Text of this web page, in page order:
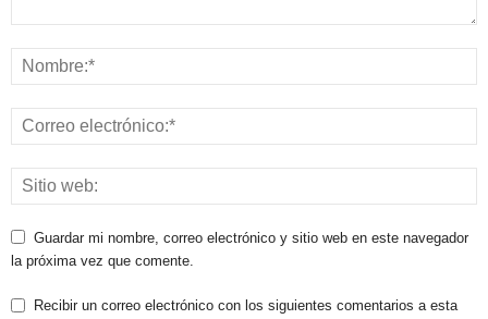
Guardar mi nombre, correo electrónico y sitio web en este navegador
la próxima vez que comente.
Recibir un correo electrónico con los siguientes comentarios a esta